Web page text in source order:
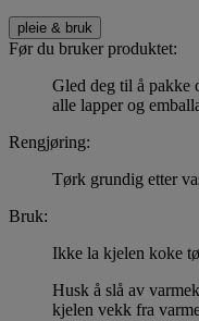
pleie & bruk
Før du bruker produktet:
Gled deg til å pakke
alle lapper og
Rengjøring:
Tørk grundig etter
Bruk:
Ikke la kjelen koke
Husk å slå av
kjelen vekk fra